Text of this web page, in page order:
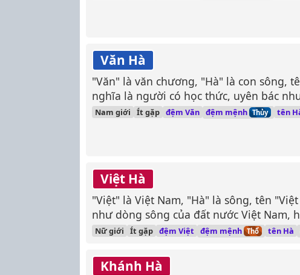
Văn Hà
"Văn" là văn chương, "Hà" là con sông,
nghĩa là người có học thức, uyên bác
hòa, chảy mãi không ngừng.
Nam giới Ít gặp đệm Văn đệm mệnh Thủy tên
Việt Hà
"Việt" là Việt Nam, "Hà" là sông, tên
như dòng sông của đất nước Việt Nam,
bình.
Nữ giới Ít gặp đệm Việt đệm mệnh Thổ tên Hà
Khánh Hà